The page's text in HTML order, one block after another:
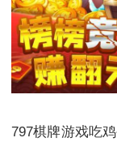
797棋牌游戏吃